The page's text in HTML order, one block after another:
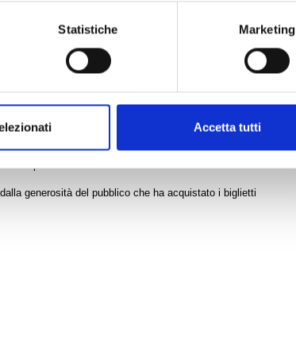
Statistiche Marketing
Accetta tutti
Cassa di Risparmio di Lucca in occasione del
necessarie alla donazione dell’intera somma al
Carlo Besta di Milano, che svolge ricerche su
generosità del pubblico che ha acquistato i biglietti